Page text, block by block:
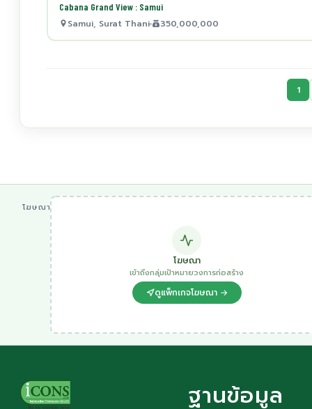
Cabana Grand View : Samui
Samui, Surat Thani 350,000,000
1
โฆษณา
โฆษณา
เข้าถึงกลุ่มเป้าหมายวงการก่อสร้าง
ดูแพ็กเกจโฆษณา →
ฐานข้อมูล